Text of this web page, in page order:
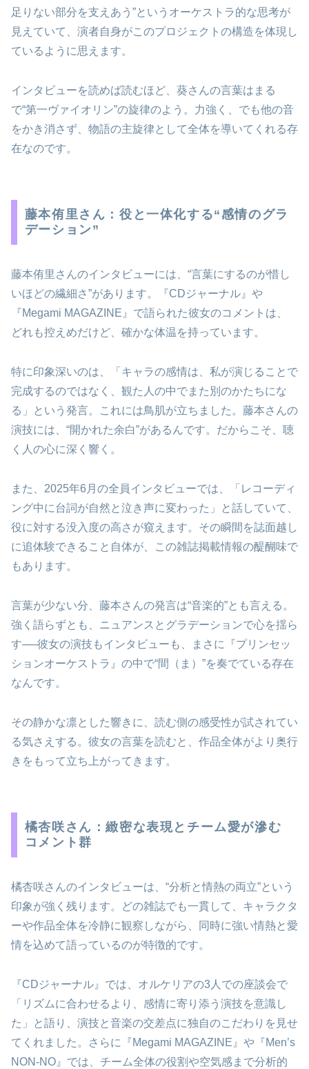
足りない部分を支えあう”というオーケストラ的な思考が
見えていて、演者自身がこのプロジェクトの構造を体現し
ているように思えます。
インタビューを読めば読むほど、葵さんの言葉はまる
で“第一ヴァイオリン”の旋律のよう。力強く、でも他の音
をかき消さず、物語の主旋律として全体を導いてくれる存
在なのです。
藤本侑里さん：役と一体化する“感情のグラ
デーション”
藤本侑里さんのインタビューには、“言葉にするのが惜し
いほどの繊細さ”があります。『CDジャーナル』や
『Megami MAGAZINE』で語られた彼女のコメントは、
どれも控えめだけど、確かな体温を持っています。
特に印象深いのは、「キャラの感情は、私が演じることで
完成するのではなく、観た人の中でまた別のかたちにな
る」という発言。これには鳥肌が立ちました。藤本さんの
演技には、“開かれた余白”があるんです。だからこそ、聴
く人の心に深く響く。
また、2025年6月の全員インタビューでは、「レコーディ
ング中に台詞が自然と泣き声に変わった」と話していて、
役に対する没入度の高さが窺えます。その瞬間を誌面越し
に追体験できること自体が、この雑誌掲載情報の醍醐味で
もあります。
言葉が少ない分、藤本さんの発言は“音楽的”とも言える。
強く語らずとも、ニュアンスとグラデーションで心を揺ら
す──彼女の演技もインタビューも、まさに『プリンセッ
ションオーケストラ』の中で“間（ま）”を奏でている存在
なんです。
その静かな凛とした響きに、読む側の感受性が試されてい
る気さえする。彼女の言葉を読むと、作品全体がより奥行
きをもって立ち上がってきます。
橘杏咲さん：緻密な表現とチーム愛が滲む
コメント群
橘杏咲さんのインタビューは、“分析と情熱の両立”という
印象が強く残ります。どの雑誌でも一貫して、キャラクタ
ーや作品全体を冷静に観察しながら、同時に強い情熱と愛
情を込めて語っているのが特徴的です。
『CDジャーナル』では、オルケリアの3人での座談会で
「リズムに合わせるより、感情に寄り添う演技を意識し
た」と語り、演技と音楽の交差点に独自のこだわりを見せ
てくれました。さらに『Megami MAGAZINE』や『Men’s
NON-NO』では、チーム全体の役割や空気感まで分析的